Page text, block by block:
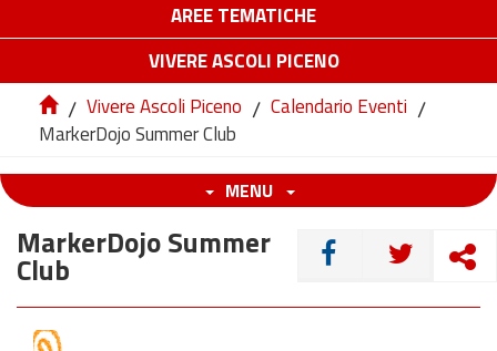
AREE TEMATICHE
VIVERE ASCOLI PICENO
/ Vivere Ascoli Piceno / Calendario Eventi /
MarkerDojo Summer Club
MENU
CONDIVIDI
MarkerDojo Summer
Club